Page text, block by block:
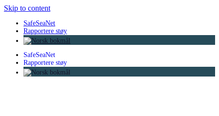
Skip to content
SafeSeaNet
Rapportere støy
SafeSeaNet
Rapportere støy